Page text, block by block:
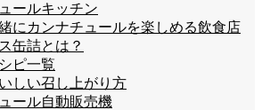
ールキッチン
にカンナチュールを楽しめる飲食店
缶詰とは？
ピ一覧
しい召し上がり方
ール自動販売機